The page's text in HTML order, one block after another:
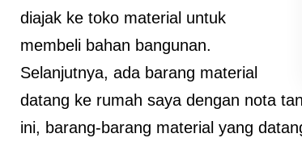
diajak ke toko material untuk
membeli bahan bangunan.
Selanjutnya, ada barang material
datang ke rumah saya dengan nota
ini, barang-barang material yang